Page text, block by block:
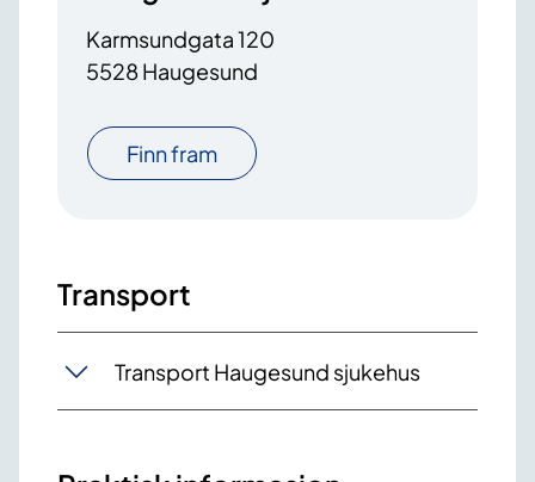
Karmsundgata 120
5528 Haugesund
Finn fram
Transport
Transport Haugesund sjukehus